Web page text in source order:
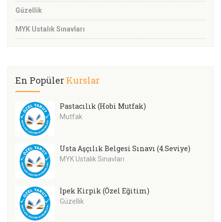
Güzellik
MYK Ustalık Sınavları
En Popüler Kurslar
Pastacılık (Hobi Mutfak)
Mutfak
Usta Aşçılık Belgesi Sınavı (4.Seviye)
MYK Ustalık Sınavları
İpek Kirpik (Özel Eğitim)
Güzellik